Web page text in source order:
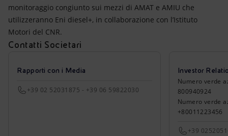
monitoraggio congiunto sui mezzi di AMAT e AMIU che
utilizzeranno Eni diesel+, in collaborazione con l’Istituto
Motori del CNR.
Contatti Societari
Rapporti con i Media
+39 02 52031875 - +39 06 59822030
Investor
Numero verde
800940924
Numero verde
+80011223456
+39